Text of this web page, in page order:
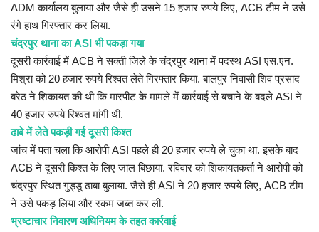
ADM कार्यालय बुलाया और जैसे ही उसने 15 हजार रुपये लिए, ACB टीम ने उसे
रंगे हाथ गिरफ्तार कर लिया.
चंद्रपुर थाना का ASI भी पकड़ा गया
दूसरी कार्रवाई में ACB ने सक्ती जिले के चंद्रपुर थाना में पदस्थ ASI एस.एन.
मिश्रा को 20 हजार रुपये रिश्वत लेते गिरफ्तार किया. बालपुर निवासी शिव प्रसाद
बरेठ ने शिकायत की थी कि मारपीट के मामले में कार्रवाई से बचाने के बदले ASI ने
40 हजार रुपये रिश्वत मांगी थी.
ढाबे में लेते पकड़ी गई दूसरी किश्त
जांच में पता चला कि आरोपी ASI पहले ही 20 हजार रुपये ले चुका था. इसके बाद
ACB ने दूसरी किश्त के लिए जाल बिछाया. रविवार को शिकायतकर्ता ने आरोपी को
चंद्रपुर स्थित गुड्डू ढाबा बुलाया. जैसे ही ASI ने 20 हजार रुपये लिए, ACB टीम
ने उसे पकड़ लिया और रकम जब्त कर ली.
भ्रष्टाचार निवारण अधिनियम के तहत कार्रवाई